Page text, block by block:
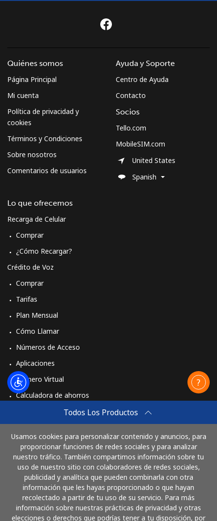
Todos Los Productos
Usamos cookies para personalizar contenido y anuncios, para
proporcionar funciones de redes sociales y para analizar
nuestro tráfico. También compartimos información sobre tu
uso de nuestro sitio con colaboradores de redes sociales,
publicidad y analítica que pueden combinarla con otra
información que les hayas proporcionado o que hayan
recolectado a partir de tu uso de su servicio. Para más
información sobre nuestras prácticas de privacidad y otras
elecciones o derechos que podrías tener a tu disposición, por
Quiénes somos
Página Principal
Mi cuenta
Política de privacidad y
cookies
Términos y Condiciones
Sobre nosotros
Comentarios de usuarios
Lo que ofrecemos
Recarga de Celular
Comprar
¿Cómo Recargar?
Crédito de Voz
Comprar
Tarifas
Plan Mensual
Cómo Llamar
Números de Acceso
Aplicaciones
Número Virtual
Calculadora de ahorros
Comprar
Cómo funciona
Ayuda y Soporte
Centro de Ayuda
Contacto
Socios
Tello.com
MobileSIM.com
United States
Spanish
Paga con